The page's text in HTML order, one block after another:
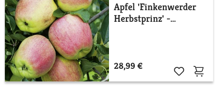
Apfel 'Finkenwerder
Herbstprinz' -
28,99 €